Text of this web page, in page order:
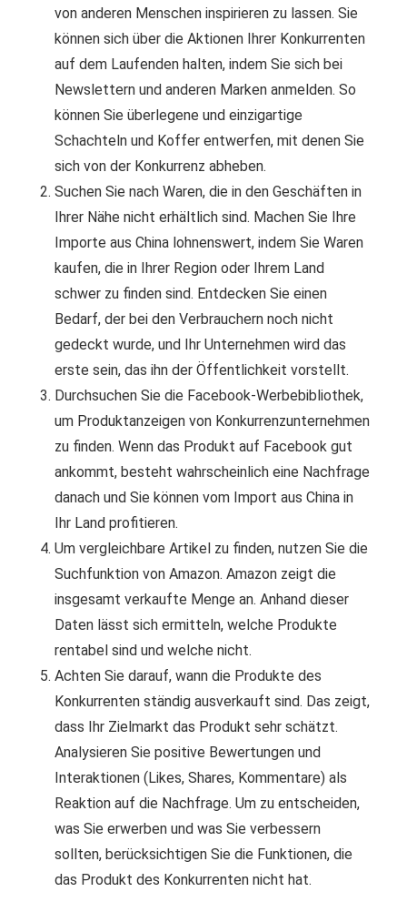
von anderen Menschen inspirieren zu lassen. Sie
können sich über die Aktionen Ihrer Konkurrenten
auf dem Laufenden halten, indem Sie sich bei
Newslettern und anderen Marken anmelden. So
können Sie überlegene und einzigartige
Schachteln und Koffer entwerfen, mit denen Sie
sich von der Konkurrenz abheben.
Suchen Sie nach Waren, die in den Geschäften in
Ihrer Nähe nicht erhältlich sind. Machen Sie Ihre
Importe aus China lohnenswert, indem Sie Waren
kaufen, die in Ihrer Region oder Ihrem Land
schwer zu finden sind. Entdecken Sie einen
Bedarf, der bei den Verbrauchern noch nicht
gedeckt wurde, und Ihr Unternehmen wird das
erste sein, das ihn der Öffentlichkeit vorstellt.
Durchsuchen Sie die Facebook-Werbebibliothek,
um Produktanzeigen von Konkurrenzunternehmen
zu finden. Wenn das Produkt auf Facebook gut
ankommt, besteht wahrscheinlich eine Nachfrage
danach und Sie können vom Import aus China in
Ihr Land profitieren.
Um vergleichbare Artikel zu finden, nutzen Sie die
Suchfunktion von Amazon. Amazon zeigt die
insgesamt verkaufte Menge an. Anhand dieser
Daten lässt sich ermitteln, welche Produkte
rentabel sind und welche nicht.
Achten Sie darauf, wann die Produkte des
Konkurrenten ständig ausverkauft sind. Das zeigt,
dass Ihr Zielmarkt das Produkt sehr schätzt.
Analysieren Sie positive Bewertungen und
Interaktionen (Likes, Shares, Kommentare) als
Reaktion auf die Nachfrage. Um zu entscheiden,
was Sie erwerben und was Sie verbessern
sollten, berücksichtigen Sie die Funktionen, die
das Produkt des Konkurrenten nicht hat.